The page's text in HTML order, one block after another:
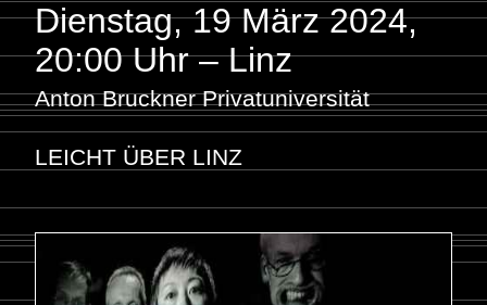
Dienstag, 19 März 2024,
20:00 Uhr – Linz
Anton Bruckner Privatuniversität
LEICHT ÜBER LINZ